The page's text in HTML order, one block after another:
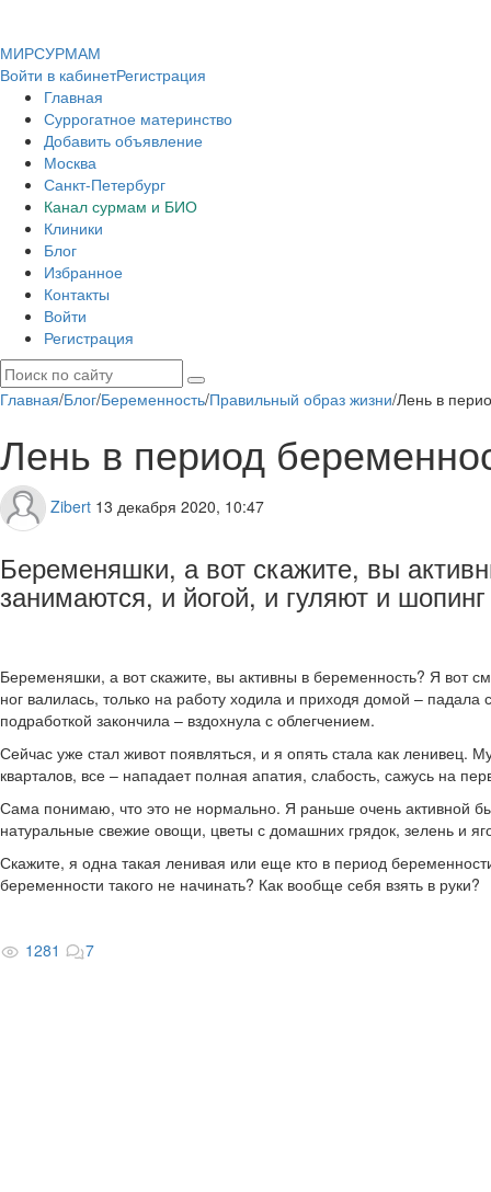
МИРСУРМАМ
Войти в кабинетРегистрация
Главная
Суррогатное материнство
Добавить объявление
Москва
Санкт-Петербург
Канал сурмам и БИО
Клиники
Блог
Избранное
Контакты
Войти
Регистрация
Главная/Блог/Беременность/Правильный образ жизни/Лень в
Лень в период
Zibert 13 декабря 2020, 10:47
Беременяшки, а вот скажите, вы
занимаются, и йогой, и гуляют и
Беременяшки, а вот скажите, вы активны в беременность? Я
ног валилась, только на работу ходила и приходя домой –
подработкой закончила – вздохнула с облегчением.
Сейчас уже стал живот появляться, и я опять стала как ленивец.
кварталов, все – нападает полная апатия, слабость, сажусь на
Сама понимаю, что это не нормально. Я раньше очень активной
натуральные свежие овощи, цветы с домашних грядок, зелень и
Скажите, я одна такая ленивая или еще кто в период
беременности такого не начинать? Как вообще себя взять в руки?
1281 7